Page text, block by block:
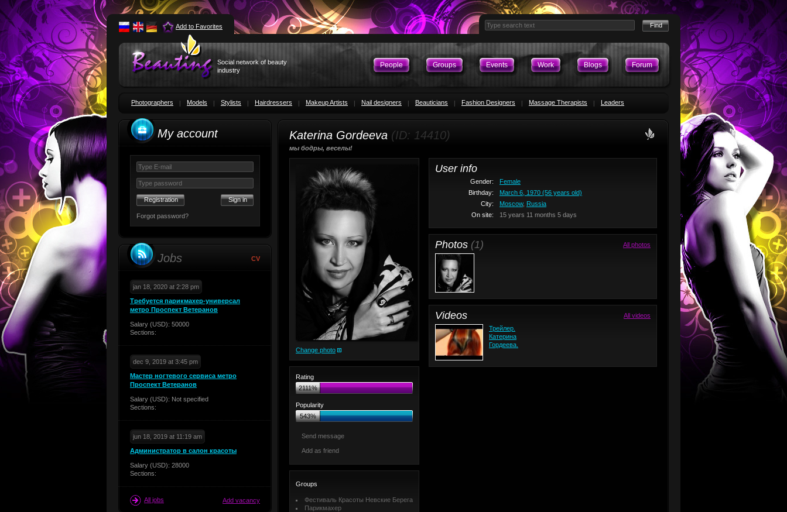
Add to Favorites
Social network of beauty
industry
People Groups Events Work Blogs Forum
Photographers Models Stylists Hairdressers Makeup Artists Nail designers Beauticians Fashion Designers Massage Therapists Leaders
My account
Registration
Forgot password?
Jobs CV
jan 18, 2020 at 2:28 pm
Требуется парикмахер-универсал
метро Проспект Ветеранов
Salary (USD): 50000
Sections:
dec 9, 2019 at 3:45 pm
Мастер ногтевого сервиса метро
Проспект Ветеранов
Salary (USD): Not specified
Sections:
jun 18, 2019 at 11:19 am
Администратор в салон красоты
Salary (USD): 28000
Sections:
All jobs Add vacancy
Katerina Gordeeva (ID: 14410)
мы бодры, веселы!
Change photo
Rating
2111%
Popularity
543%
Send message
Add as friend
Groups
Фестиваль Красоты Невские Берега
Парикмахер
User info
Gender:
Female
Birthday:
March 6, 1970 (56 years old)
City:
Moscow, Russia
On site:
15 years 11 months 5 days
All photos
Photos (1)
All videos
Videos
Трейлер.
Катерина
Гордеева.